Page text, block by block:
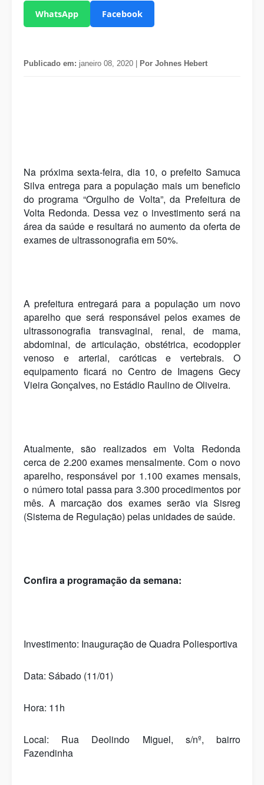
WhatsApp Facebook
Publicado em: janeiro 08, 2020 | Por Johnes Hebert
Na próxima sexta-feira, dia 10, o prefeito Samuca
Silva entrega para a população mais um beneficio
do programa “Orgulho de Volta”, da Prefeitura de
Volta Redonda. Dessa vez o investimento será na
área da saúde e resultará no aumento da oferta de
exames de ultrassonografia em 50%.
A prefeitura entregará para a população um novo
aparelho que será responsável pelos exames de
ultrassonografia transvaginal, renal, de mama,
abdominal, de articulação, obstétrica, ecodoppler
venoso e arterial, caróticas e vertebrais. O
equipamento ficará no Centro de Imagens Gecy
Vieira Gonçalves, no Estádio Raulino de Oliveira.
Atualmente, são realizados em Volta Redonda
cerca de 2.200 exames mensalmente. Com o novo
aparelho, responsável por 1.100 exames mensais,
o número total passa para 3.300 procedimentos por
mês. A marcação dos exames serão via Sisreg
(Sistema de Regulação) pelas unidades de saúde.
Confira a programação da semana:
Investimento: Inauguração de Quadra Poliesportiva
Data: Sábado (11/01)
Hora: 11h
Local: Rua Deolindo Miguel, s/nº, bairro
Fazendinha